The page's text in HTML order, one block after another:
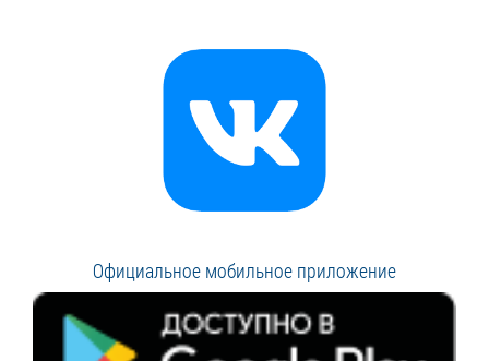
Официальное мобильное приложение